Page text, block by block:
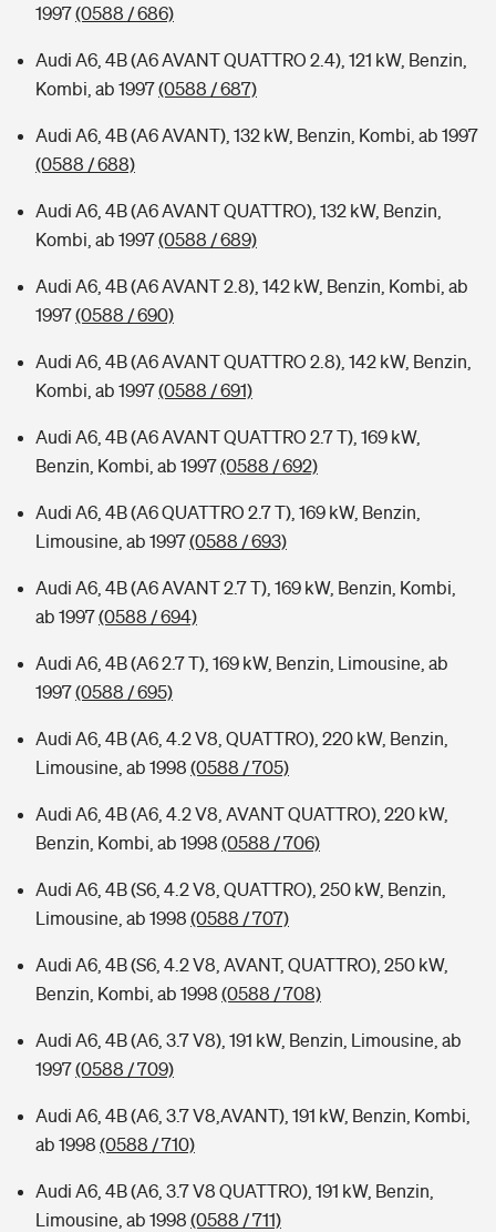
1997(0588 / 686)
Audi A6, 4B (A6 AVANT QUATTRO 2.4), 121 kW, Benzin,
Kombi, ab 1997(0588 / 687)
Audi A6, 4B (A6 AVANT), 132 kW, Benzin, Kombi, ab 1997
(0588 / 688)
Audi A6, 4B (A6 AVANT QUATTRO), 132 kW, Benzin,
Kombi, ab 1997(0588 / 689)
Audi A6, 4B (A6 AVANT 2.8), 142 kW, Benzin, Kombi, ab
1997(0588 / 690)
Audi A6, 4B (A6 AVANT QUATTRO 2.8), 142 kW, Benzin,
Kombi, ab 1997(0588 / 691)
Audi A6, 4B (A6 AVANT QUATTRO 2.7 T), 169 kW,
Benzin, Kombi, ab 1997(0588 / 692)
Audi A6, 4B (A6 QUATTRO 2.7 T), 169 kW, Benzin,
Limousine, ab 1997(0588 / 693)
Audi A6, 4B (A6 AVANT 2.7 T), 169 kW, Benzin, Kombi,
ab 1997(0588 / 694)
Audi A6, 4B (A6 2.7 T), 169 kW, Benzin, Limousine, ab
1997(0588 / 695)
Audi A6, 4B (A6, 4.2 V8, QUATTRO), 220 kW, Benzin,
Limousine, ab 1998 (0588 / 705)
Audi A6, 4B (A6, 4.2 V8, AVANT QUATTRO), 220 kW,
Benzin, Kombi, ab 1998 (0588 / 706)
Audi A6, 4B (S6, 4.2 V8, QUATTRO), 250 kW, Benzin,
Limousine, ab 1998 (0588 / 707)
Audi A6, 4B (S6, 4.2 V8, AVANT, QUATTRO), 250 kW,
Benzin, Kombi, ab 1998 (0588 / 708)
Audi A6, 4B (A6, 3.7 V8), 191 kW, Benzin, Limousine, ab
1997(0588 / 709)
Audi A6, 4B (A6, 3.7 V8,AVANT), 191 kW, Benzin, Kombi,
ab 1998 (0588 / 710)
Audi A6, 4B (A6, 3.7 V8 QUATTRO), 191 kW, Benzin,
Limousine, ab 1998 (0588 / 711)